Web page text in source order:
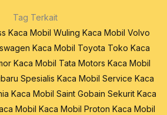
Tag Terkait
Kaca Mobil Wuling Kaca Mobil Volvo
Kaca Mobil Toyota Toko Kaca
Kaca Mobil Tata Motors Kaca Mobil
Spesialis Kaca Mobil Service Kaca
Kaca Mobil Saint Gobain Sekurit Kaca
Mobil Kaca Mobil Proton Kaca Mobil